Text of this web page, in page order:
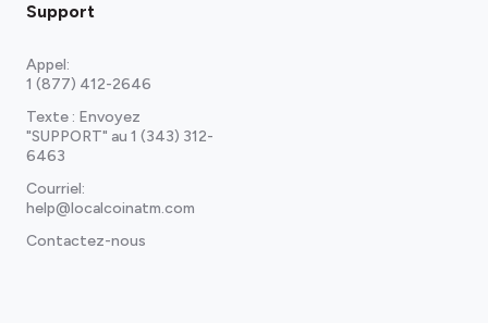
Support
Appel:
1 (877) 412-2646
Texte : Envoyez
"SUPPORT" au 1 (343) 312-
6463
Courriel:
help@localcoinatm.com
Contactez-nous